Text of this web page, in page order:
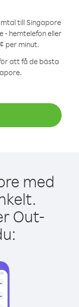
till Singapore
- hemtelefon eller
per minut.
att få de bästa
med
Out-